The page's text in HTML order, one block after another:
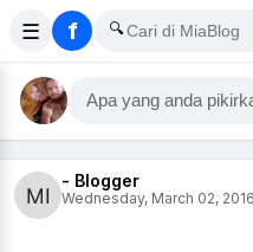
☰ f 🔍
Apa yang anda
- Blogger
Wednesday, March 02,